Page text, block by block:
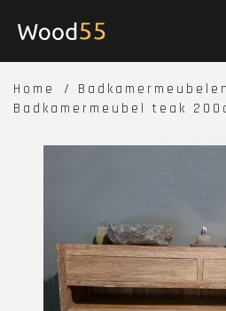
Home
Badkamermeubelen
Badkamermeubel teak